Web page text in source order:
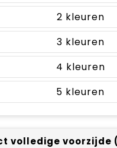
2
3
4
5
volledige voorzijde